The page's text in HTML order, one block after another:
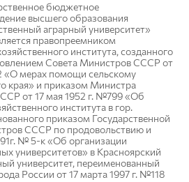
бюджетное
высшего образования
аграрный университет»
правопреемником
института, созданного
Совета Министров СССР от
«О мерах помощи сельскому
края» и приказом Министра
от 17 мая 1952 г. №799 «Об
института в гор.
приказом Государственной
СССР по продовольствию и
№ 5-к «Об организации
университетов» в Красноярский
университет, переименованный
России от 17 марта 1997 г. №118